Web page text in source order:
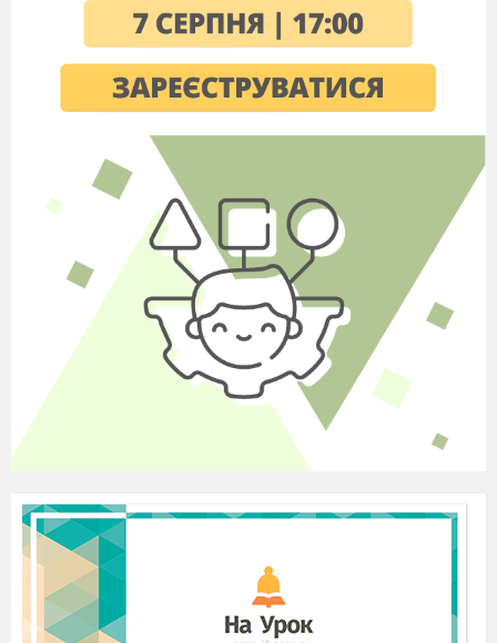
різному
навантаженні.
Контроль за
тіла.Практичне
харчового
відповідно до
енергозатрат
організму.
Моніторинг
Види моніторингу
фізичної
здоров’я.
фізичного
Експрес-
фізичного
10
Узагальнюючий
з теми «Фізична
складова